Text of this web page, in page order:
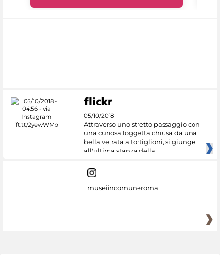
05/10/2018
Attraverso uno stretto passaggio con
una curiosa loggetta chiusa da una
bella vetrata a tortiglioni, si giunge
all'ultima stanza della
museiincomuneroma